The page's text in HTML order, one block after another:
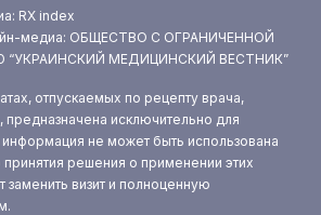
RX index
медиа: ОБЩЕСТВО С ОГРАНИЧЕННОЙ
МЕДИЦИНСКИЙ ВЕСТНИК”
отпускаемых по рецепту врача,
предназначена исключительно для
не может быть использована
принятия решения о применении этих
визит и полноценную